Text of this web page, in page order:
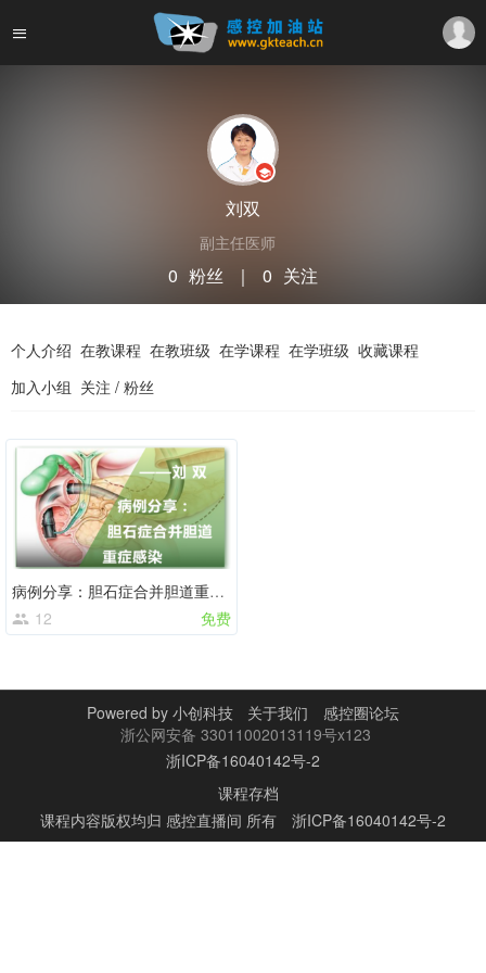
刘双
副主任医师
0 粉丝 ｜ 0 关注
个人介绍 在教课程 在教班级 在学课程 在学班级 收藏课程
加入小组 关注 / 粉丝
病例分享：胆石症合并胆道重症感染
12
免费
Powered by 小创科技 关于我们
感控圈论坛
浙公网安备 33011002013119号x123
浙ICP备16040142号-2
课程存档
课程内容版权均归 感控直播间 所有 浙ICP备16040142号-2